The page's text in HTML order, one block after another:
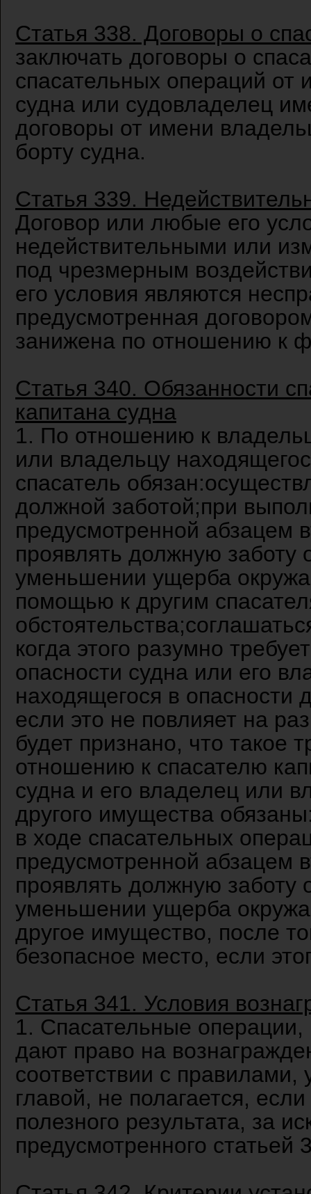
Статья 338. Договоры о
заключать договоры о
спасательных операций от
судна или судовладелец
договоры от имени
борту судна.
Статья 339.
Договор или любые его
недействительными или
под чрезмерным
его условия являются
предусмотренная
занижена по отношению к
Статья 340. Обязанности
капитана судна
1. По отношению к
или владельцу
спасатель
должной заботой;при
предусмотренной абзацем
проявлять должную
уменьшении ущерба
помощью к другим
когда этого разумно
опасности судна или его
находящегося в опасности
если это не повлияет на
будет признано, что такое
отношению к спасателю
судна и его владелец или
другого имущества
в ходе спасательных
предусмотренной абзацем
проявлять должную
уменьшении ущерба
другое имущество, после
безопасное место, если
Статья 341. Условия
1. Спасательные
дают право на
соответствии с
главой, не полагается,
полезного результата, за
предусмотренного статьей